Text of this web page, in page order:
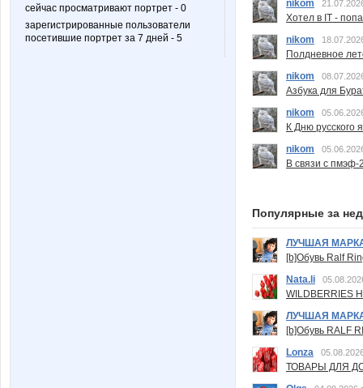
сейчас просматривают портрет - 0
зарегистрированные пользователи
посетившие портрет за 7 дней - 5
nikom
Хотел в IT -
nikom
Полдневное
nikom
Азбука для
nikom
К Дню русского
nikom
В связи с пмэф-
Популярные за
ЛУЧШАЯ
[b]Обувь Ralf
Nata.li
ЛУЧШАЯ
[b]Обувь RALF
Lonza
ТОВАРЫ ДЛЯ